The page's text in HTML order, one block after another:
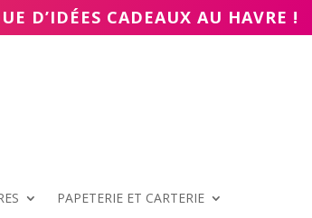
D’IDÉES CADEAUX AU HAVRE !
PAPETERIE ET CARTERIE